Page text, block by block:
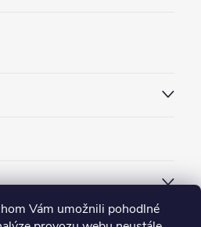
Vám umožnili pohodlné